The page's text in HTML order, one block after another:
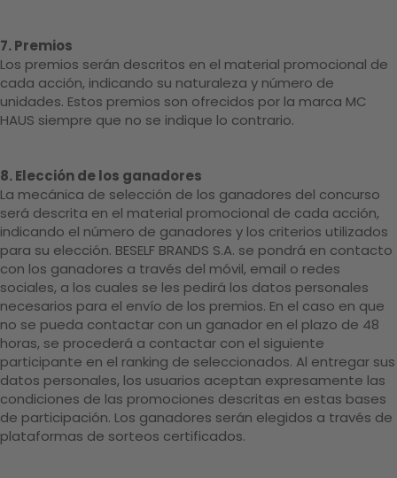
7. Premios
Los premios serán descritos en el material promocional de
cada acción, indicando su naturaleza y número de
unidades. Estos premios son ofrecidos por la marca MC
HAUS siempre que no se indique lo contrario.
8. Elección de los ganadores
La mecánica de selección de los ganadores del concurso
será descrita en el material promocional de cada acción,
indicando el número de ganadores y los criterios utilizados
para su elección. BESELF BRANDS S.A. se pondrá en contacto
con los ganadores a través del móvil, email o redes
sociales, a los cuales se les pedirá los datos personales
necesarios para el envío de los premios. En el caso en que
no se pueda contactar con un ganador en el plazo de 48
horas, se procederá a contactar con el siguiente
participante en el ranking de seleccionados. Al entregar sus
datos personales, los usuarios aceptan expresamente las
condiciones de las promociones descritas en estas bases
de participación. Los ganadores serán elegidos a través de
plataformas de sorteos certificados.